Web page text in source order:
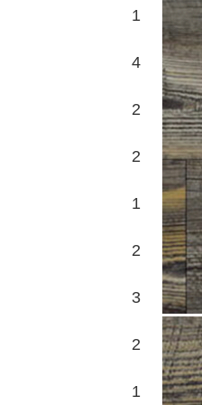
1
4
2
2
1
2
3
2
1